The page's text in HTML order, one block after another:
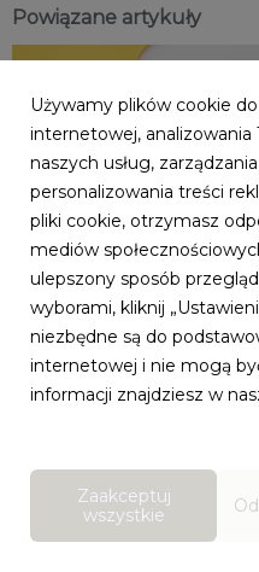
Powiązane artykuły
HOME&YOU
Happy Colors! -
Coraz cieplejsze dni dodają
wprowadzania zmian.
na bardziej nowoczesny i
dodatków, które
Używamy plików cookie
internetowej, analizowania
naszych usług,
personalizowania treści
pliki cookie, otrzymasz
mediów
ulepszony sposób
wyborami, kliknij
niezbędne są do
internetowej i nie mogą
informacji znajdziesz w
Zaakceptuj
wszystkie